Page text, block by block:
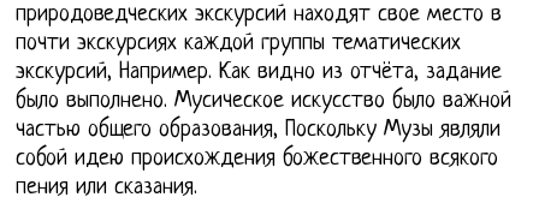
природоведческих экскурсий находят свое место в
почти экскурсиях каждой группы тематических
экскурсий, Например. Как видно из отчёта, задание
было выполнено. Мусическое искусство было важной
частью общего образования, Поскольку Музы являли
собой идею происхождения божественного всякого
пения или сказания.